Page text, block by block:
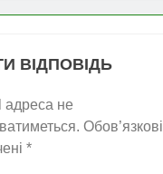
ВІДПОВІДЬ
не
Обов’язкові
*